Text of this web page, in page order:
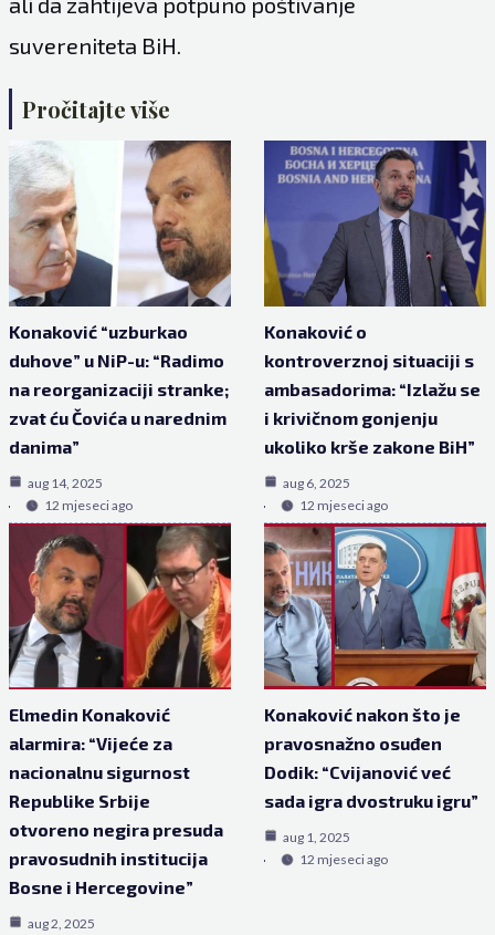
suvereniteta BiH.
Pročitajte više
Konaković “uzburkao
duhove” u NiP-u: “Radimo
na reorganizaciji stranke;
zvat ću Čovića u narednim
danima”
aug 14, 2025
12 mjeseci ago
Konaković o
kontroverznoj situaciji s
ambasadorima: “Izlažu se
i krivičnom gonjenju
ukoliko krše zakone BiH”
aug 6, 2025
12 mjeseci ago
Elmedin Konaković
alarmira: “Vijeće za
nacionalnu sigurnost
Republike Srbije
otvoreno negira presuda
pravosudnih institucija
Bosne i Hercegovine”
aug 2, 2025
Konaković nakon što je
pravosnažno osuđen
Dodik: “Cvijanović već
sada igra dvostruku igru”
aug 1, 2025
12 mjeseci ago